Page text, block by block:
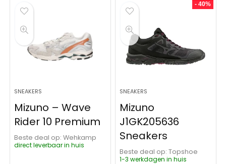
SNEAKERS
Mizuno – Wave
Rider 10 Premium
Beste deal op:
Wehkamp
direct leverbaar in huis
- 40%
SNEAKERS
Mizuno
J1GK205636
Sneakers
Beste deal op:
Topshoe
1-3 werkdagen in huis